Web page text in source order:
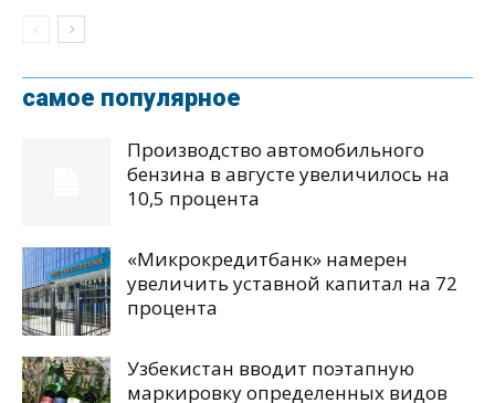
самое популярное
Производство автомобильного
бензина в августе увеличилось на
10,5 процента
«Микрокредитбанк» намерен
увеличить уставной капитал на 72
процента
Узбекистан вводит поэтапную
маркировку определенных видов